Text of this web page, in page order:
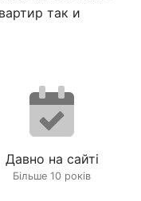
так и
Давно на сайті
Більше 10 років